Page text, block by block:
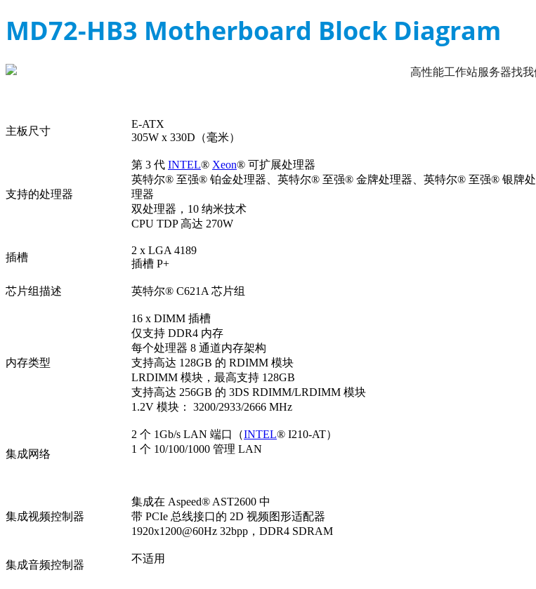
MD72-HB3 Motherboard Block Diagram
主板尺寸
E-ATX
305W x 330D（毫米）
支持的处理器
第 3 代 INTEL® Xeon® 可扩展处理器
英特尔® 至强® 铂金处理器、英特尔® 至强® 金牌处理器、英特尔® 至强® 银牌处
理器
双处理器，10 纳米技术
CPU TDP 高达 270W
插槽
2 x LGA 4189
插槽 P+
芯片组描述 英特尔® C621A 芯片组
内存类型
16 x DIMM 插槽
仅支持 DDR4 内存
每个处理器 8 通道内存架构
支持高达 128GB 的 RDIMM 模块
LRDIMM 模块，最高支持 128GB
支持高达 256GB 的 3DS RDIMM/LRDIMM 模块
1.2V 模块： 3200/2933/2666 MHz
集成网络
2 个 1Gb/s LAN 端口（INTEL® I210-AT）
1 个 10/100/1000 管理 LAN
集成视频控制器
集成在 Aspeed® AST2600 中
带 PCIe 总线接口的 2D 视频图形适配器
1920x1200@60Hz 32bpp，DDR4 SDRAM
集成音频控制器
不适用